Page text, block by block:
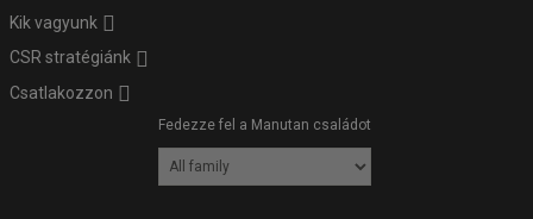
Kik vagyunk
CSR stratégiánk
Csatlakozzon
Fedezze fel a Manutan családot